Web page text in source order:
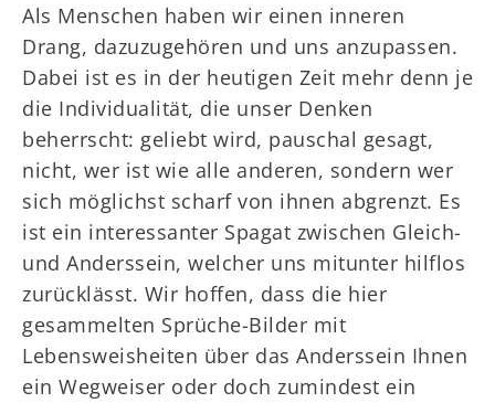
Als Menschen haben wir einen inneren
Drang, dazuzugehören und uns anzupassen.
Dabei ist es in der heutigen Zeit mehr denn je
die Individualität, die unser Denken
beherrscht: geliebt wird, pauschal gesagt,
nicht, wer ist wie alle anderen, sondern wer
sich möglichst scharf von ihnen abgrenzt. Es
ist ein interessanter Spagat zwischen Gleich-
und Anderssein, welcher uns mitunter hilflos
zurücklässt. Wir hoffen, dass die hier
gesammelten Sprüche-Bilder mit
Lebensweisheiten über das Anderssein Ihnen
ein Wegweiser oder doch zumindest ein